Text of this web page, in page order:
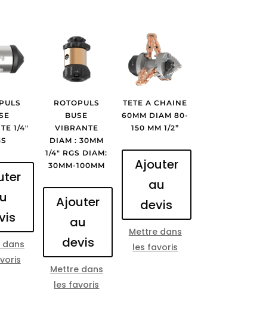
1/4″
dans
ROTOPULS
BUSE
VIBRANTE
DIAM : 30MM
1/4″ RGS DIAM:
30MM-100MM
Ajouter
au
devis
Mettre dans
les favoris
TETE A CHAINE
60MM DIAM 80-
150 MM 1/2”
Ajouter
au
devis
Mettre dans
les favoris